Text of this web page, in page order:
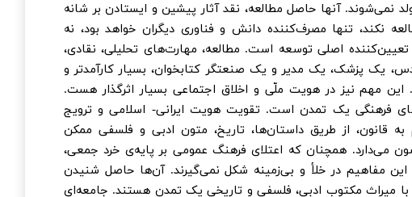
نمی‌شوند. آنها حاصل مطالعه، نقد آثار پیشین و ایستادن بر شانه
نکند، تنها مصرف‌کننده دانش و فناوری دیگران خواهد بود، نه
اصلی توسعه است. مطالعه، مهارت‌های تحلیلی، نقادی،
یک پزشک، یک مدیر و یک صنعتگر کتابخوان، بسیار کارآمدتر و
مهم نیز در هویت ملّی و اخلاق اجتماعی بسیار اثرگذار هست.
فرهنگی یک تمدن است. تقویت هویت ایرانی- اسلامی و ترویج
به قانون، از طریق داستان‌ها، تاریخ، متون ادبی و فلسفی ممکن
می‌دارد. همچنان که اعتلای فرهنگ عمومی بر پایه‌ی خرد جمعی،
مفاهیم در خلأ و بی‌زمینه شکل نمی‌گیرند. آن‌ها حاصل شنیدن
میراث مکتوب ادبی، فلسفی و تاریخی یک تمدن هستند. جامعه‌ای